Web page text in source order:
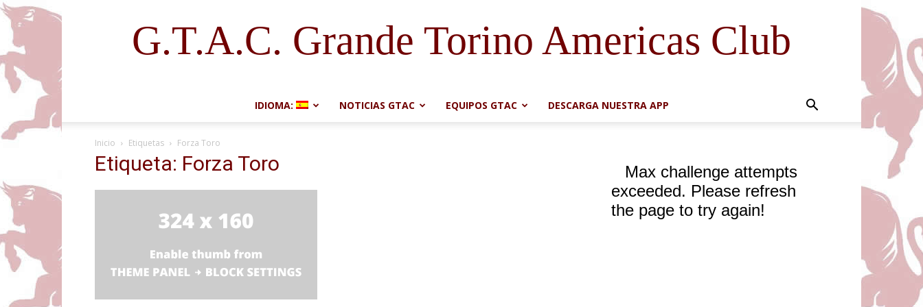
G.T.A.C. Grande Torino Americas Club
IDIOMA: NOTICIAS GTAC EQUIPOS GTAC DESCARGA NUESTRA APP
Inicio Etiquetas Forza Toro
Etiqueta: Forza Toro